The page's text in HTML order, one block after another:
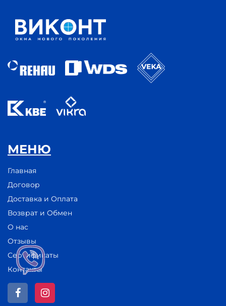
МЕНЮ
Главная
Договор
Доставка и Оплата
Возврат и Обмен
О нас
Отзывы
Сертификаты
Контакты